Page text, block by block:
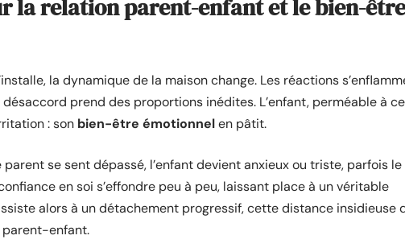
la relation parent-enfant et le bien-être
la dynamique de la maison change. Les réactions
prend des proportions inédites. L’enfant, perméable à
: son bien-être émotionnelen pâtit.
parent se sent dépassé, l’enfant devient anxieux ou triste, parfois
en soi s’effondre peu à peu, laissant place à un véritable
alors à un détachement progressif, cette distance insidieuse
enfant.